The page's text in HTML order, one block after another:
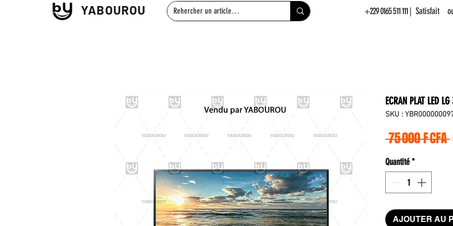
YABOUROU +229 0165 511 111| Satisfait
ECRAN PLAT LED
SKU :
75 000 F CFA
Quantité*
AJOUTER AU